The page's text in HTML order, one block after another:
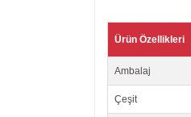
Ürün Özellikleri
Ambalaj
Çeşit